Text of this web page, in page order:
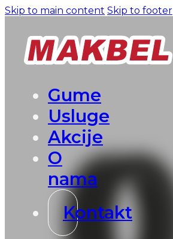
Skip to main content Skip to footer
Gume
Usluge
Akcije
O
nama
Kontakt